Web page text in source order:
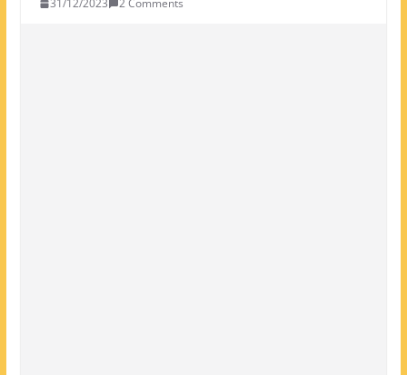
31/12/2023 2 Comments